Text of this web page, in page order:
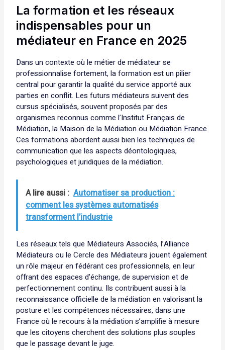
La formation et les réseaux
indispensables pour un
médiateur en France en 2025
Dans un contexte où le métier de médiateur se
professionnalise fortement, la formation est un pilier
central pour garantir la qualité du service apporté aux
parties en conflit. Les futurs médiateurs suivent des
cursus spécialisés, souvent proposés par des
organismes reconnus comme l’Institut Français de
Médiation, la Maison de la Médiation ou Médiation France.
Ces formations abordent aussi bien les techniques de
communication que les aspects déontologiques,
psychologiques et juridiques de la médiation.
A lire aussi : Automatiser sa production :
comment les systèmes automatisés
transforment l’industrie
Les réseaux tels que Médiateurs Associés, l’Alliance
Médiateurs ou le Cercle des Médiateurs jouent également
un rôle majeur en fédérant ces professionnels, en leur
offrant des espaces d’échange, de supervision et de
perfectionnement continu. Ils contribuent aussi à la
reconnaissance officielle de la médiation en valorisant la
posture et les compétences nécessaires, dans une
France où le recours à la médiation s’amplifie à mesure
que les citoyens cherchent des solutions plus souples
que le passage devant le juge.